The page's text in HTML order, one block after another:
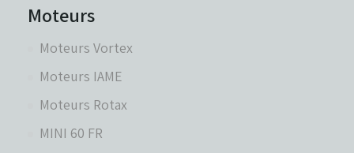
Moteurs
Moteurs Vortex
Moteurs IAME
Moteurs Rotax
MINI 60 FR